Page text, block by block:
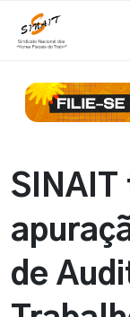
SINAIT
de